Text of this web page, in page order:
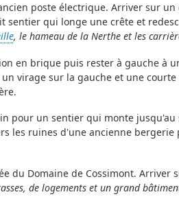
poste électrique. Arriver sur un
sentier qui longe une crête et
, le hameau de la Nerthe et les
en brique puis rester à gauche à
virage sur la gauche et une
pour un sentier qui monte jusqu'au
les ruines d'une ancienne bergerie
du Domaine de Cossimont. Arriver
de logements et un grand